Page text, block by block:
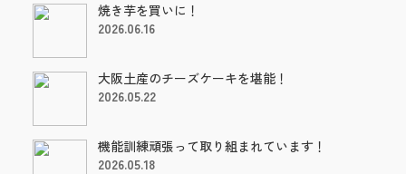
焼き芋を買いに！
2026.06.16
大阪土産のチーズケーキを堪能！
2026.05.22
機能訓練頑張って取り組まれています！
2026.05.18